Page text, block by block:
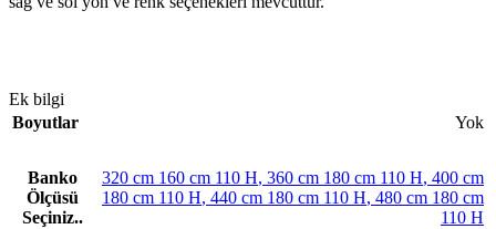
Ek bilgi
Boyutlar
Yok
Banko
Ölçüsü
Seçiniz..
320 cm 160 cm 110 H, 360 cm 180 cm 110 H, 400 cm
180 cm 110 H, 440 cm 180 cm 110 H, 480 cm 180 cm
110 H